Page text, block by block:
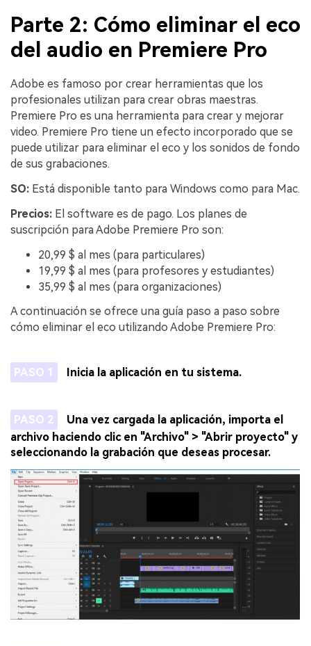
Parte 2: Cómo eliminar el eco
del audio en Premiere Pro
Adobe es famoso por crear herramientas que los
profesionales utilizan para crear obras maestras.
Premiere Pro es una herramienta para crear y mejorar
video. Premiere Pro tiene un efecto incorporado que se
puede utilizar para eliminar el eco y los sonidos de fondo
de sus grabaciones.
SO: Está disponible tanto para Windows como para Mac.
Precios: El software es de pago. Los planes de
suscripción para Adobe Premiere Pro son:
20,99 $ al mes (para particulares)
19,99 $ al mes (para profesores y estudiantes)
35,99 $ al mes (para organizaciones)
A continuación se ofrece una guía paso a paso sobre
cómo eliminar el eco utilizando Adobe Premiere Pro:
PASO 1 Inicia la aplicación en tu sistema.
PASO 2
Una vez cargada la aplicación, importa el
archivo haciendo clic en "Archivo" > "Abrir proyecto" y
seleccionando la grabación que deseas procesar.